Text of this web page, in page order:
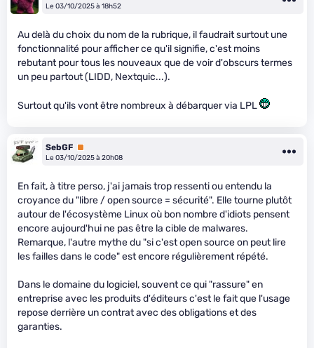
Le 03/10/2025 à 18h52
Au delà du choix du nom de la rubrique, il faudrait surtout une
fonctionnalité pour afficher ce qu'il signifie, c'est moins
rebutant pour tous les nouveaux que de voir d'obscurs termes
un peu partout (LIDD, Nextquic...).
Surtout qu'ils vont être nombreux à débarquer via LPL
SebGF Premium
Le 03/10/2025 à 20h08
En fait, à titre perso, j'ai jamais trop ressenti ou entendu la
croyance du "libre / open source = sécurité". Elle tourne plutôt
autour de l'écosystème Linux où bon nombre d'idiots pensent
encore aujourd'hui ne pas être la cible de malwares.
Remarque, l'autre mythe du "si c'est open source on peut lire
les failles dans le code" est encore régulièrement répété.
Dans le domaine du logiciel, souvent ce qui "rassure" en
entreprise avec les produits d'éditeurs c'est le fait que l'usage
repose derrière un contrat avec des obligations et des
garanties.